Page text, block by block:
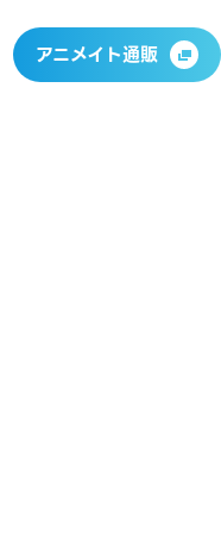
アニメイト通販